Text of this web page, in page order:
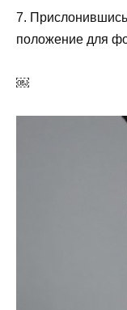
7.
положение для
￼